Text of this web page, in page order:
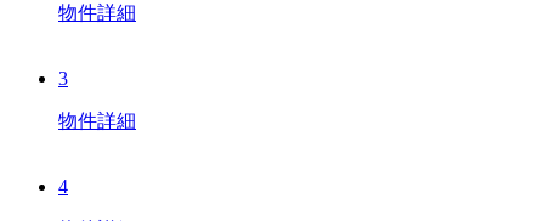
物件詳細
3
物件詳細
4